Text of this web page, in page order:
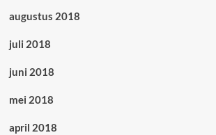
augustus 2018
juli 2018
juni 2018
mei 2018
april 2018